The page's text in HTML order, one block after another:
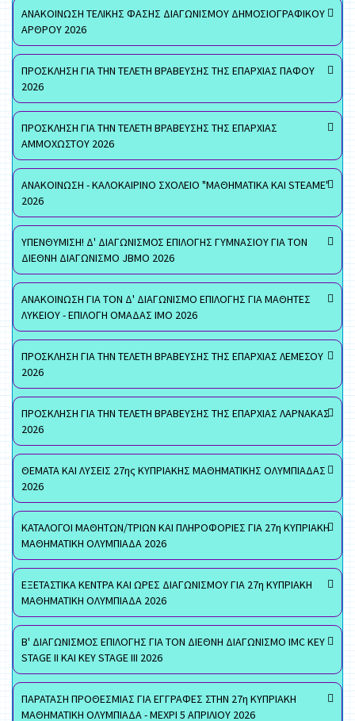
ΑΝΑΚΟΙΝΩΣΗ ΤΕΛΙΚΗΣ ΦΑΣΗΣ ΔΙΑΓΩΝΙΣΜΟΥ ΔΗΜΟΣΙΟΓΡΑΦΙΚΟΥ
ΑΡΘΡΟΥ 2026
ΠΡΟΣΚΛΗΣΗ ΓΙΑ ΤΗΝ ΤΕΛΕΤΗ ΒΡΑΒΕΥΣΗΣ ΤΗΣ ΕΠΑΡΧΙΑΣ ΠΑΦΟΥ
2026
ΠΡΟΣΚΛΗΣΗ ΓΙΑ ΤΗΝ ΤΕΛΕΤΗ ΒΡΑΒΕΥΣΗΣ ΤΗΣ ΕΠΑΡΧΙΑΣ
ΑΜΜΟΧΩΣΤΟΥ 2026
ΑΝΑΚΟΙΝΩΣΗ - ΚΑΛΟΚΑΙΡΙΝΟ ΣΧΟΛΕΙΟ "ΜΑΘΗΜΑΤΙΚΑ ΚΑΙ STEAME"
2026
ΥΠΕΝΘΥΜΙΣΗ! Δ' ΔΙΑΓΩΝΙΣΜΟΣ ΕΠΙΛΟΓΗΣ ΓΥΜΝΑΣΙΟΥ ΓΙΑ ΤΟΝ
ΔΙΕΘΝΗ ΔΙΑΓΩΝΙΣΜΟ JBMO 2026
ΑΝΑΚΟΙΝΩΣΗ ΓΙΑ ΤΟΝ Δ' ΔΙΑΓΩΝΙΣΜΟ ΕΠΙΛΟΓΗΣ ΓΙΑ ΜΑΘΗΤΕΣ
ΛΥΚΕΙΟΥ - ΕΠΙΛΟΓΗ ΟΜΑΔΑΣ ΙΜΟ 2026
ΠΡΟΣΚΛΗΣΗ ΓΙΑ ΤΗΝ ΤΕΛΕΤΗ ΒΡΑΒΕΥΣΗΣ ΤΗΣ ΕΠΑΡΧΙΑΣ ΛΕΜΕΣΟΥ
2026
ΠΡΟΣΚΛΗΣΗ ΓΙΑ ΤΗΝ ΤΕΛΕΤΗ ΒΡΑΒΕΥΣΗΣ ΤΗΣ ΕΠΑΡΧΙΑΣ ΛΑΡΝΑΚΑΣ
2026
ΘΕΜΑΤΑ ΚΑΙ ΛΥΣΕΙΣ 27ης ΚΥΠΡΙΑΚΗΣ ΜΑΘΗΜΑΤΙΚΗΣ ΟΛΥΜΠΙΑΔΑΣ
2026
ΚΑΤΑΛΟΓΟΙ ΜΑΘΗΤΩΝ/ΤΡΙΩΝ ΚΑΙ ΠΛΗΡΟΦΟΡΙΕΣ ΓΙΑ 27η ΚΥΠΡΙΑΚΗ
ΜΑΘΗΜΑΤΙΚΗ ΟΛΥΜΠΙΑΔΑ 2026
ΕΞΕΤΑΣΤΙΚΑ ΚΕΝΤΡΑ ΚΑΙ ΩΡΕΣ ΔΙΑΓΩΝΙΣΜΟΥ ΓΙΑ 27η ΚΥΠΡΙΑΚΗ
ΜΑΘΗΜΑΤΙΚΗ ΟΛΥΜΠΙΑΔΑ 2026
Β' ΔΙΑΓΩΝΙΣΜΟΣ ΕΠΙΛΟΓΗΣ ΓΙΑ ΤΟΝ ΔΙΕΘΝΗ ΔΙΑΓΩΝΙΣΜΟ IMC KEY
STAGE II ΚΑΙ KEY STAGE III 2026
ΠΑΡΑΤΑΣΗ ΠΡΟΘΕΣΜΙΑΣ ΓΙΑ ΕΓΓΡΑΦΕΣ ΣΤΗΝ 27η ΚΥΠΡΙΑΚΗ
ΜΑΘΗΜΑΤΙΚΗ ΟΛΥΜΠΙΑΔΑ - ΜΕΧΡΙ 5 ΑΠΡΙΛΙΟΥ 2026